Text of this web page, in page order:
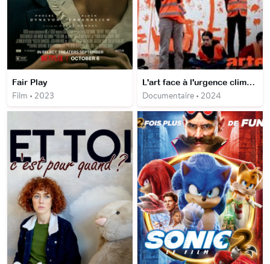
Fair Play
Film • 2023
L'art face à l'urgence climatique
Documentaire • 2024